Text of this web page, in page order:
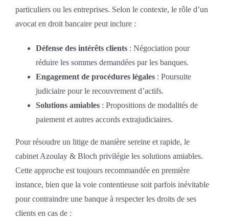
particuliers ou les entreprises. Selon le contexte, le rôle d’un
avocat en droit bancaire peut inclure :
Défense des intérêts clients: Négociation pour
réduire les sommes demandées par les banques.
Engagement de procédures légales: Poursuite
judiciaire pour le recouvrement d’actifs.
Solutions amiables: Propositions de modalités de
paiement et autres accords extrajudiciaires.
Pour résoudre un litige de manière sereine et rapide, le
cabinet Azoulay & Bloch privilégie les solutions amiables.
Cette approche est toujours recommandée en première
instance, bien que la voie contentieuse soit parfois inévitable
pour contraindre une banque à respecter les droits de ses
clients en cas de :